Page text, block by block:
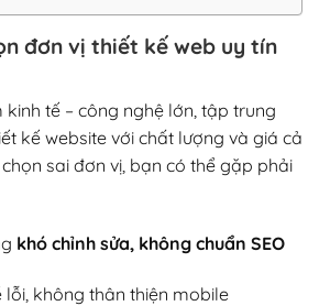
đơn vị thiết kế web uy tín
tế – công nghệ lớn, tập trung
kế website với chất lượng và giá cả
sai đơn vị, bạn có thể gặp phải
khó chỉnh sửa, không chuẩn SEO
không thân thiện mobile